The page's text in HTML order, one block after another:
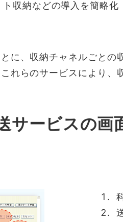
ト収納などの導入を簡略化
に、収納チャネルごと
らのサービスにより、
サービスの画